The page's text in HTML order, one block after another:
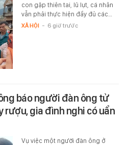
con gặp thiên tai, lũ lụt, cá nhân
vẫn phải thực hiện đầy đủ các…
XÃ HỘI - 6 giờ trước
báo người đàn ông tử
rượu, gia đình nghi có uẩn
Vụ việc một người đàn ông ở